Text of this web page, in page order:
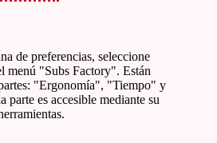
de preferencias, seleccione
menú "Subs Factory". Están
"Ergonomía", "Tiempo" y
parte es accesible mediante su